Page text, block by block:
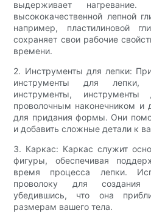
выдерживает нагревание.
высококачественной лепной
например, пластилиновой
сохраняет свои рабочие
времени.
2. Инструменты для лепки:
инструменты для лепки,
инструменты,
проволочным наконечником и
для придания формы. Они
и добавить сложные детали к
3. Каркас: Каркас служит
фигуры, обеспечивая
время процесса лепки.
проволоку для создания
убедившись, что она
размерам вашего тела.